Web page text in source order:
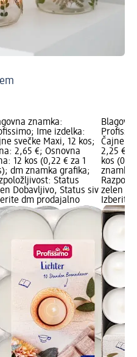
znamka:
Ime izdelka:
svečke Maxi, 12 kos;
2,65 €; Osnovna
12 kos (0,22 € za 1
dm znamka grafika;
Status
Dobavljivo, Status siv
dm prodajalno
Čajne
2,25 €;
kos
znamka
zelen
Izberite